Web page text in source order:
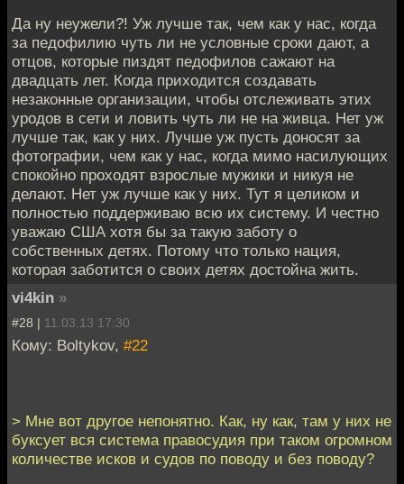
Да ну неужели?! Уж лучше так, чем как у нас, когда
за педофилию чуть ли не условные сроки дают, а
отцов, которые пиздят педофилов сажают на
двадцать лет. Когда приходится создавать
незаконные организации, чтобы отслеживать этих
уродов в сети и ловить чуть ли не на живца. Нет уж
лучше так, как у них. Лучше уж пусть доносят за
фотографии, чем как у нас, когда мимо насилующих
спокойно проходят взрослые мужики и никуя не
делают. Нет уж лучше как у них. Тут я целиком и
полностью поддерживаю всю их систему. И честно
уважаю США хотя бы за такую заботу о
собственных детях. Потому что только нация,
которая заботится о своих детях достойна жить.
vi4kin »
#28 | 11.03.13 17:30
Кому: Boltykov, #22
> Мне вот другое непонятно. Как, ну как, там у них не
буксует вся система правосудия при таком огромном
количестве исков и судов по поводу и без поводу?